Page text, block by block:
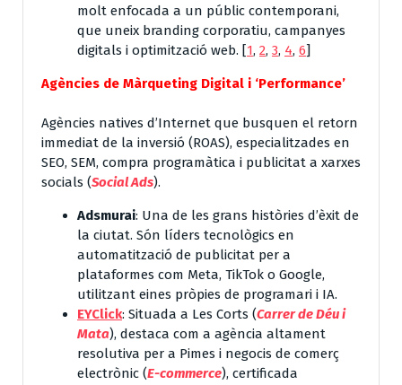
molt enfocada a un públic contemporani,
que uneix branding corporatiu, campanyes
digitals i optimització web. [1, 2, 3, 4, 6]
Agències de Màrqueting Digital i ‘Performance’
Agències natives d’Internet que busquen el retorn
immediat de la inversió (ROAS), especialitzades en
SEO, SEM, compra programàtica i publicitat a xarxes
socials (Social Ads).
Adsmurai: Una de les grans històries d’èxit de
la ciutat. Són líders tecnològics en
automatització de publicitat per a
plataformes com Meta, TikTok o Google,
utilitzant eines pròpies de programari i IA.
EYClick: Situada a Les Corts (Carrer de Déu i
Mata), destaca com a agència altament
resolutiva per a Pimes i negocis de comerç
electrònic (E-commerce), certificada